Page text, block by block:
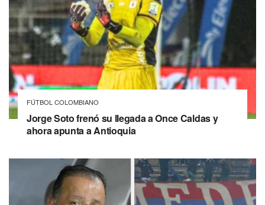
FÚTBOL COLOMBIANO
Jorge Soto frenó su llegada a Once Caldas y
ahora apunta a Antioquia